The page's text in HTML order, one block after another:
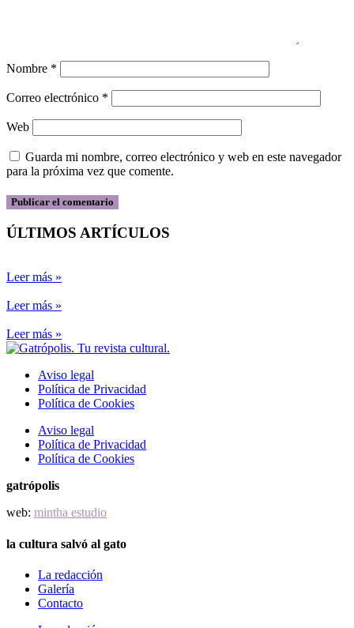
Nombre *
Correo electrónico *
Web
Guarda mi nombre, correo electrónico y web en este navegador
para la próxima vez que comente.
ÚLTIMOS ARTÍCULOS
Leer más »
Leer más »
Leer más »
Aviso legal
Política de Privacidad
Política de Cookies
Aviso legal
Política de Privacidad
Política de Cookies
gatrópolis
web: mintha estudio
la cultura salvó al gato
La redacción
Galería
Contacto